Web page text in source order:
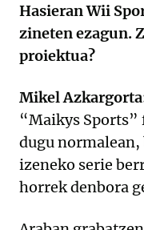
Hasieran Wii
zineten ezagun.
proiektua?
Mikel
“Maikys
dugu
izeneko serie
horrek denbora